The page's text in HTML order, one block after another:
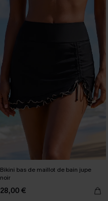
Bikini bas de maillot de bain jupe
noir
28,00 €